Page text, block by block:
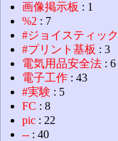
画像掲示板 : 1
%2 : 7
#ジョイスティック
#プリント基板 : 3
電気用品安全法 : 6
電子工作 : 43
#実験 : 5
FC : 8
pic : 22
-- : 40